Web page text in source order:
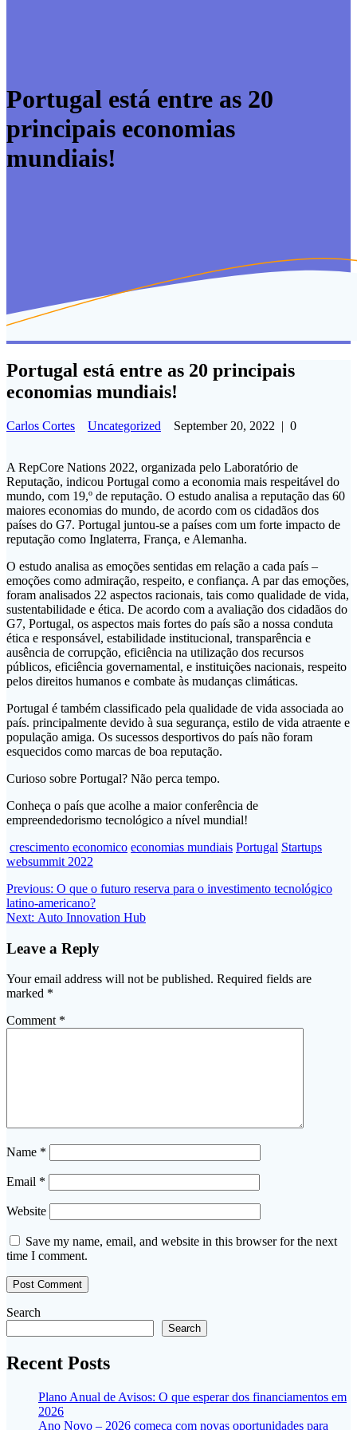
Portugal está entre as 20
principais economias
mundiais!
Portugal está entre as 20 principais
economias mundiais!
Carlos Cortes Uncategorized September 20, 2022 | 0
A RepCore Nations 2022, organizada pelo Laboratório de
Reputação, indicou Portugal como a economia mais respeitável do
mundo, com 19,º de reputação. O estudo analisa a reputação das 60
maiores economias do mundo, de acordo com os cidadãos dos
países do G7. Portugal juntou-se a países com um forte impacto de
reputação como Inglaterra, França, e Alemanha.
O estudo analisa as emoções sentidas em relação a cada país –
emoções como admiração, respeito, e confiança. A par das emoções,
foram analisados 22 aspectos racionais, tais como qualidade de vida,
sustentabilidade e ética. De acordo com a avaliação dos cidadãos do
G7, Portugal, os aspectos mais fortes do país são a nossa conduta
ética e responsável, estabilidade institucional, transparência e
ausência de corrupção, eficiência na utilização dos recursos
públicos, eficiência governamental, e instituições nacionais, respeito
pelos direitos humanos e combate às mudanças climáticas.
Portugal é também classificado pela qualidade de vida associada ao
país. principalmente devido à sua segurança, estilo de vida atraente e
população amiga. Os sucessos desportivos do país não foram
esquecidos como marcas de boa reputação.
Curioso sobre Portugal? Não perca tempo.
Conheça o país que acolhe a maior conferência de
empreendedorismo tecnológico a nível mundial!
crescimento economico economias mundiais Portugal Startups
websummit 2022
Post
navigation
Previous: Previous
post:
O que o futuro reserva para o investimento tecnológico
latino-americano?
Next: Next
Auto Innovation Hub
Leave a Reply
Your email address will not be published. Required fields are
marked *
Comment *
Name *
Email *
Website
Save my name, email, and website in this browser for the next
time I comment.
Search
Search
Recent Posts
Plano Anual de Avisos: O que esperar dos financiamentos em
2026
Ano Novo – 2026 começa com novas oportunidades para